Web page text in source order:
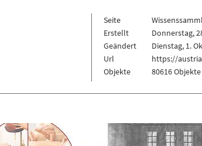
Seite
Erstellt
Donnerstag,
Geändert
Dienstag, 1.
Url
https://
Objekte
80616